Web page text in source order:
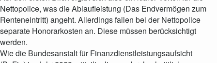
Nettopolice, was die Ablaufleistung (Das Endvermögen zum
Renteneintritt) angeht. Allerdings fallen bei der Nettopolice
separate Honorarkosten an. Diese müssen berücksichtigt
werden.
Wie die Bundesanstalt für Finanzdienstleistungsaufsicht